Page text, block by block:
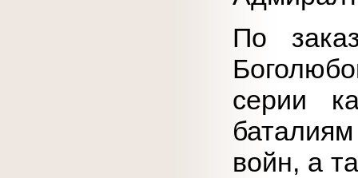
По
серии
войн, а